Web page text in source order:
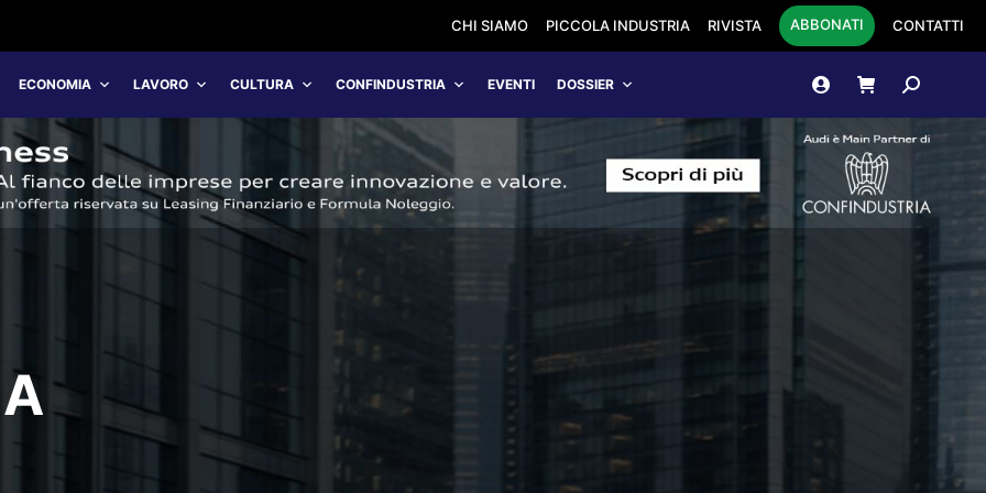
CHI SIAMO PICCOLA INDUSTRIA RIVISTA ABBONATI CONTATTI
ECONOMIA LAVORO CULTURA CONFINDUSTRIA EVENTI DOSSIER Cerca: